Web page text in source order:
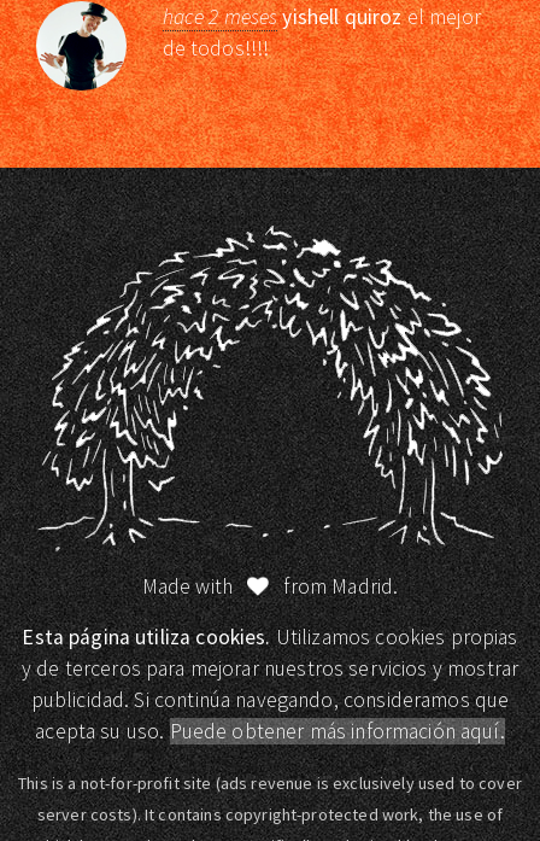
hace 2 mesesyishell quirozel mejor
de todos!!!!
Made with
from Madrid.
Esta página utiliza cookies.Utilizamos cookies propias
y de terceros para mejorar nuestros servicios y mostrar
publicidad. Si continúa navegando, consideramos que
acepta su uso.Puede obtener más información aquí.
This is a not-for-profit site (ads revenue is exclusively used to cover
server costs). It contains copyright-protected work, the use of